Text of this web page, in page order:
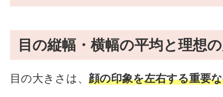
目の縦幅・横幅の平均と理想
目の大きさは、 顔の印象を左右する重要